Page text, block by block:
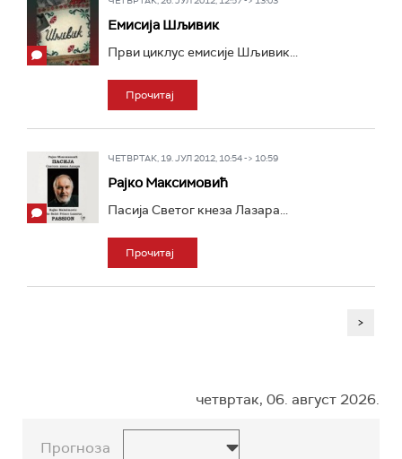
Емисија Шљивик
Први циклус емисије Шљивик...
Прочитај
ЧЕТВРТАК, 19. ЈУЛ 2012, 10:54 -> 10:59
Рајко Максимовић
Пасија Светог кнеза Лазара...
Прочитај
>
четвртак, 06. август 2026.
Прогноза